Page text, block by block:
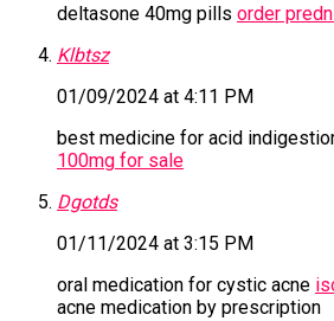
deltasone 40mg pills order
Klbtsz
01/09/2024 at 4:11 PM
best medicine for acid
100mg for sale
Dgotds
01/11/2024 at 3:15 PM
oral medication for cystic acne
acne medication by prescription